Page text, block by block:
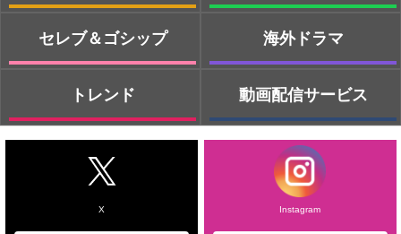
セレブ＆ゴシップ
トレンド
海外ドラマ
動画配信サービス
X Instagram